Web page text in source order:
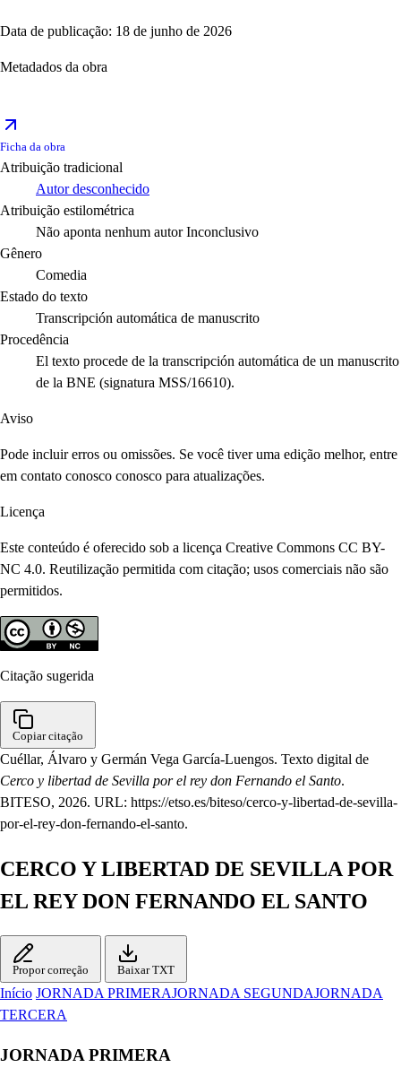
Data de publicação: 18 de junho de 2026
Metadados da obra
Ficha da obra
Atribuição tradicional
Autor desconhecido
Atribuição estilométrica
Não aponta nenhum autor Inconclusivo
Gênero
Comedia
Estado do texto
Transcripción automática de manuscrito
Procedência
El texto procede de la transcripción automática de un manuscrito
de la BNE (signatura MSS/16610).
Aviso
Pode incluir erros ou omissões. Se você tiver uma edição melhor, entre
em contato conosco conosco para atualizações.
Licença
Este conteúdo é oferecido sob a licença Creative Commons CC BY-
NC 4.0. Reutilização permitida com citação; usos comerciais não são
permitidos.
Citação sugerida
Copiar citação
Cuéllar, Álvaro y Germán Vega García-Luengos. Texto digital de
Cerco y libertad de Sevilla por el rey don Fernando el Santo.
BITESO, 2026. URL: https://etso.es/biteso/cerco-y-libertad-de-sevilla-
por-el-rey-don-fernando-el-santo.
CERCO Y LIBERTAD DE SEVILLA POR
EL REY DON FERNANDO EL SANTO
Propor correção Baixar TXT
Início JORNADA PRIMERAJORNADA SEGUNDAJORNADA
TERCERA
JORNADA PRIMERA